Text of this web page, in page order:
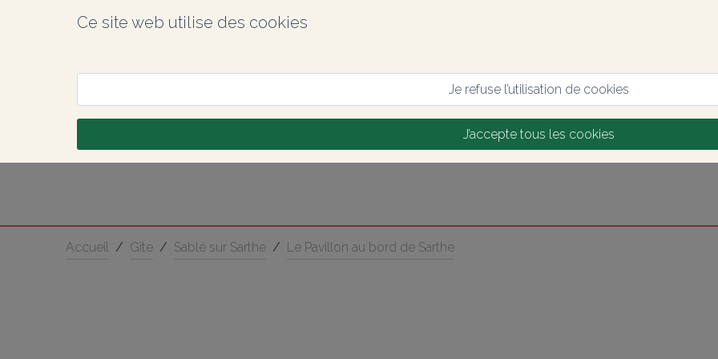
Ce site web utilise des cookies
Je refuse l’utilisation de cookies
J’accepte tous les cookies
Accueil / Gîte / Sablé sur Sarthe / Le Pavillon au bord de Sarthe